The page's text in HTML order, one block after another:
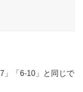
」「6-10」と同じで